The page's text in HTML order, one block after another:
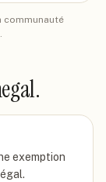
communauté
.
exemption